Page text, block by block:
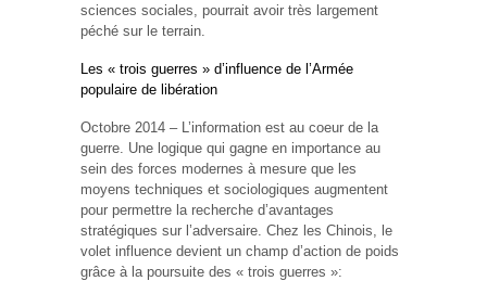
sciences sociales, pourrait avoir très largement
péché sur le terrain.
Les « trois guerres » d’influence de l’Armée
populaire de libération
Octobre 2014 – L’information est au coeur de la
guerre. Une logique qui gagne en importance au
sein des forces modernes à mesure que les
moyens techniques et sociologiques augmentent
pour permettre la recherche d’avantages
stratégiques sur l’adversaire. Chez les Chinois, le
volet influence devient un champ d’action de poids
grâce à la poursuite des « trois guerres »: